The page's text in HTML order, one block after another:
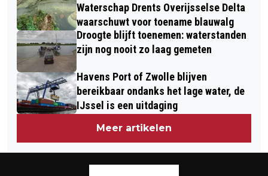
Waterschap Drents Overijsselse Delta
waarschuwt voor toename blauwalg
Droogte blijft toenemen: waterstanden
zijn nog nooit zo laag gemeten
Havens Port of Zwolle blijven
bereikbaar ondanks het lage water, de
IJssel is een uitdaging
Meer artikelen